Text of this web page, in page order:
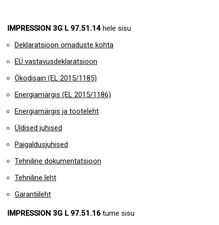
IMPRESSION 3G L 97.51.14 hele sisu
Deklaratsioon omaduste kohta
EÜ vastavusdeklaratsioon
Ökodisain (EL 2015/1185)
Energiamärgis (EL 2015/1186)
Energiamärgis ja tooteleht
Üldised juhised
Paigaldusjuhised
Tehniline dokumentatsioon
Tehniline leht
Garantiileht
IMPRESSION 3G L 97.51.16 tume sisu